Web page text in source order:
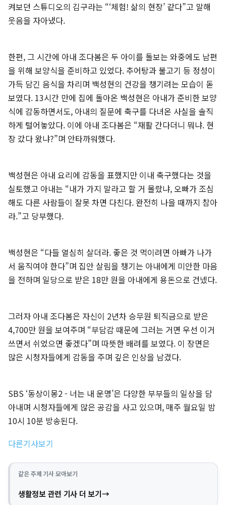
켜보던 스튜디오의 김구라는 “‘체험! 삶의 현장’ 같다”고 말해
웃음을 자아냈다.
한편, 그 시간에 아내 조다봄은 두 아이를 돌보는 와중에도 남편
을 위해 보양식을 준비하고 있었다. 추어탕과 불고기 등 정성이
가득 담긴 음식을 차리며 백성현의 건강을 챙기려는 모습이 돋
보였다. 13시간 만에 집에 돌아온 백성현은 아내가 준비한 보양
식에 감동하면서도, 아내의 질문에 축구를 다녀온 사실을 솔직
하게 털어놓았다. 이에 아내 조다봄은 “재활 간다더니 뭐냐. 현
장 갔다 왔냐?”며 안타까워했다.
백성현은 아내 요리에 감동을 표했지만 이내 축구했다는 것을
실토했고 아내는 “내가 가지 말라고 할 거 몰랐냐, 오빠가 조심
해도 다른 사람들이 잘못 차면 다친다. 완전히 나을 때까지 참아
라.”고 당부했다.
백성현은 “다들 열심히 살더라. 좋은 것 먹이려면 아빠가 나가
서 움직여야 한다”며 집안 살림을 챙기는 아내에게 미안한 마음
을 전하며 일당으로 받은 18만 원을 아내에게 용돈으로 건넸다.
그러자 아내 조다봄은 자신이 2년차 승무원 퇴직금으로 받은
4,700만 원을 보여주며 “부담감 때문에 그러는 거면 우선 이거
쓰면서 쉬었으면 좋겠다”며 따뜻한 배려를 보였다. 이 장면은
많은 시청자들에게 감동을 주며 깊은 인상을 남겼다.
SBS ‘동상이몽2 - 너는 내 운명’은 다양한 부부들의 일상을 담
아내며 시청자들에게 많은 공감을 사고 있으며, 매주 월요일 밤
10시 10분 방송된다.
다른기사보기
같은 주제 기사 모아보기
생활정보 관련 기사 더 보기